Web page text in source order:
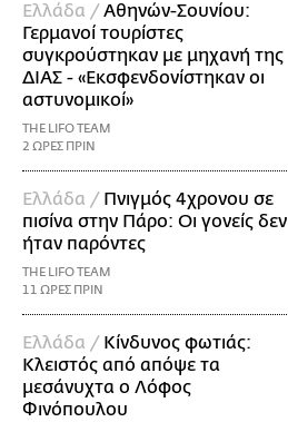
Ελλάδα / Αθηνών-Σουνίου:
Γερμανοί τουρίστες
συγκρούστηκαν με μηχανή της
ΔΙΑΣ - «Εκσφενδονίστηκαν οι
αστυνομικοί»
THE LIFO TEAM
2 ΩΡΕΣ ΠΡΙΝ
Ελλάδα / Πνιγμός 4χρονου σε
πισίνα στην Πάρο: Οι γονείς δεν
ήταν παρόντες
THE LIFO TEAM
11 ΩΡΕΣ ΠΡΙΝ
Ελλάδα / Κίνδυνος φωτιάς:
Κλειστός από απόψε τα
μεσάνυχτα ο Λόφος
Φινόπουλου